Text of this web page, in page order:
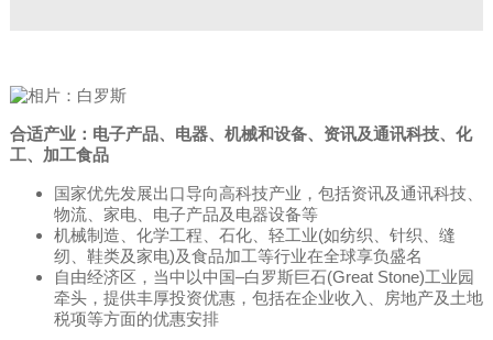
合适产业：电子产品、电器、机械和设备、资讯及通讯科技、化
工、加工食品
国家优先发展出口导向高科技产业，包括资讯及通讯科技、
物流、家电、电子产品及电器设备等
机械制造、化学工程、石化、轻工业(如纺织、针织、缝
纫、鞋类及家电)及食品加工等行业在全球享负盛名
自由经济区，当中以中国–白罗斯巨石(Great Stone)工业园
牵头，提供丰厚投资优惠，包括在企业收入、房地产及土地
税项等方面的优惠安排